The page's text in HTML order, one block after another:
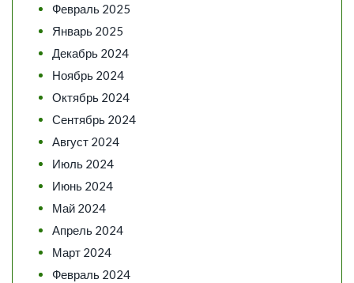
Февраль 2025
Январь 2025
Декабрь 2024
Ноябрь 2024
Октябрь 2024
Сентябрь 2024
Август 2024
Июль 2024
Июнь 2024
Май 2024
Апрель 2024
Март 2024
Февраль 2024